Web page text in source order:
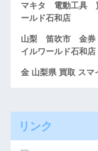
マキタ 電動工具
ールド石和店
山梨 笛吹市 金
イルワールド石和店
金 山梨県 買取 スマ
リンク